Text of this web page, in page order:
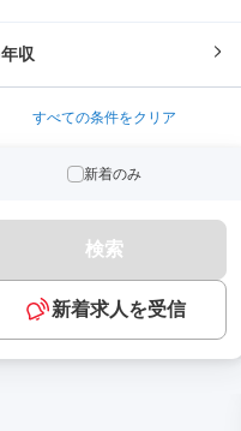
年収
すべての条件をクリア
新着のみ
検索
新着求人を受信